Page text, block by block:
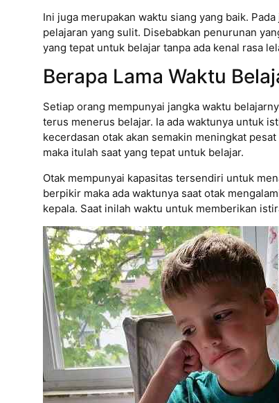
Ini juga merupakan waktu siang yang baik.
pelajaran yang sulit. Disebabkan penurunan
yang tepat untuk belajar tanpa ada kenal rasa
Berapa Lama Waktu
Setiap orang mempunyai jangka waktu
terus menerus belajar. Ia ada waktunya untuk
kecerdasan otak akan semakin meningkat
maka itulah saat yang tepat untuk belajar.
Otak mempunyai kapasitas tersendiri untuk
berpikir maka ada waktunya saat otak
kepala. Saat inilah waktu untuk memberikan